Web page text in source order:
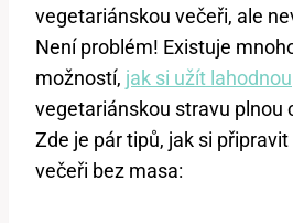
vegetariánskou večeři, ale
Není problém! Existuje
možností, jak si užít lahodnou
vegetariánskou stravu plnou
Zde je pár tipů, jak si
večeři bez masa: